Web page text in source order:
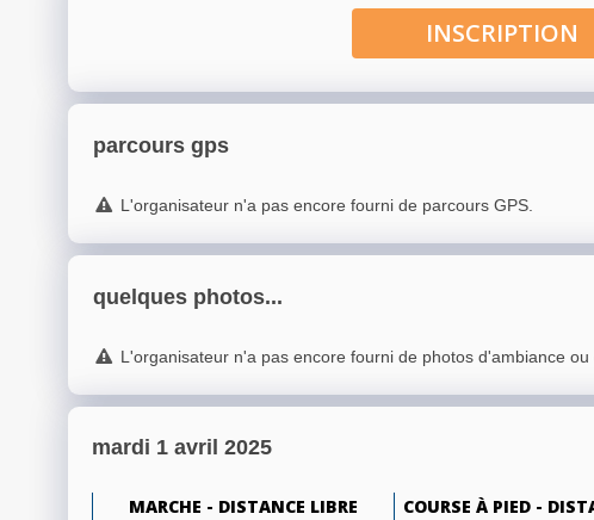
INSCRIPTION
parcours gps
L'organisateur n'a pas encore fourni de parcours GPS.
quelques photos...
L'organisateur n'a pas encore fourni de photos d'ambiance ou
mardi 1 avril 2025
MARCHE - DISTANCE LIBRE COURSE À PIED -